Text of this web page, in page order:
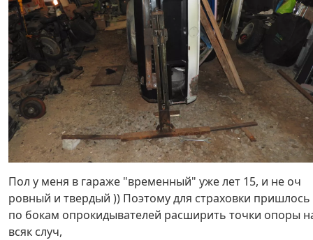
Пол у меня в гараже "временный" уже лет 15, и не оч
ровный и твердый )) Поэтому для страховки пришлось
по бокам опрокидывателей расширить точки опоры
всяк случ,